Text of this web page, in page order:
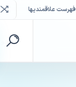
فهرست علاقمندیها